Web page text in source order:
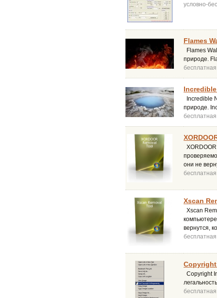
условно-
Flames
Flames
природе.
бесплатная
Incredible
природе.
бесплатная
они не
бесплатная
Xscan
Xscan
вернутся,
бесплатная
Copyright
бесплатная